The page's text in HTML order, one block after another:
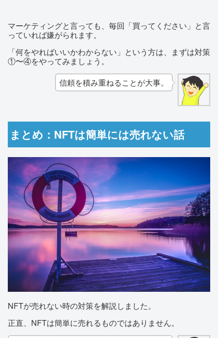
マーケティングと言っても、毎回「買ってください」と言
っていれば嫌がられます。
「何をやればいいかわからない」という方は、まずは対策
①〜④をやってみましょう。
信頼を積み重ねることが大事。
まとめ：NFTは簡単には売れない話
NFTが売れない時の対策を解説しました。
正直、NFTは簡単に売れるものではありません。